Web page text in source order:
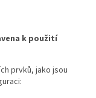
k použití
prvků, jako jsou